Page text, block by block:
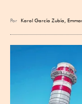
Por Karol García Zubía,